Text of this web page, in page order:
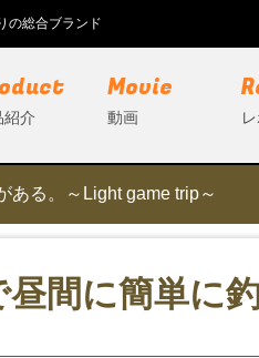
の総合ブランド
紹介
Movie
動画
ある。～Light game trip～
間に簡単に